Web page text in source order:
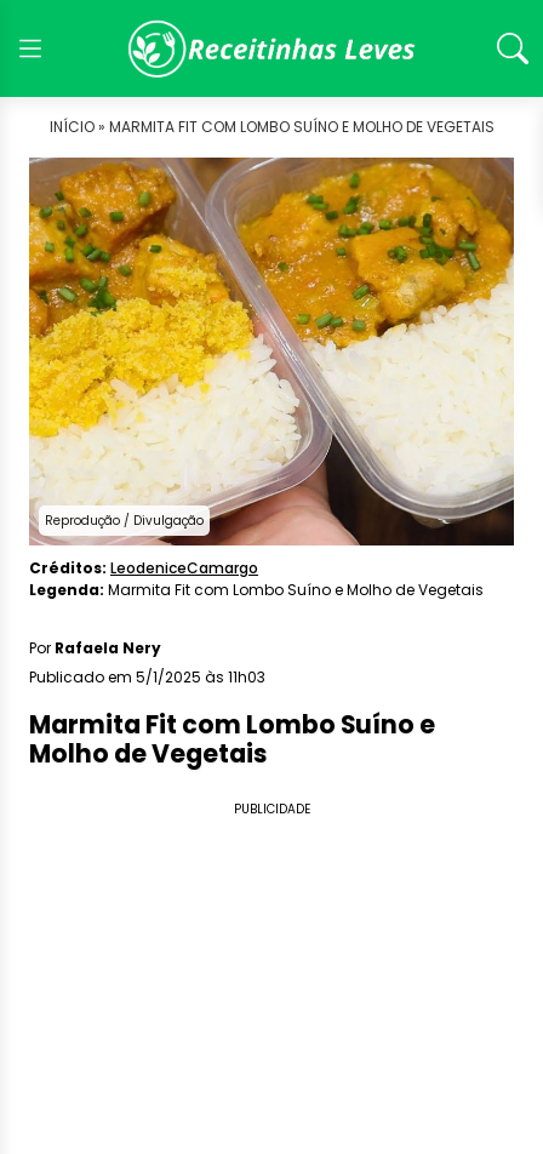
INÍCIO » MARMITA FIT COM LOMBO SUÍNO E MOLHO DE VEGETAIS
Reprodução / Divulgação
Créditos: LeodeniceCamargo
Legenda: Marmita Fit com Lombo Suíno e Molho de Vegetais
Por Rafaela Nery
Publicado em 5/1/2025 às 11h03
Marmita Fit com Lombo Suíno e
Molho de Vegetais
PUBLICIDADE